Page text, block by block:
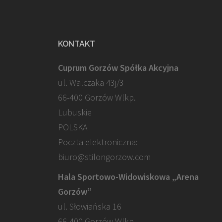
KONTAKT
Cuprum Gorzów Spółka Akcyjna
ul. Walczaka 43j/3
66-400 Gorzów Wlkp.
Lubuskie
POLSKA
Poczta elektroniczna:
biuro@stilongorzow.com
Hala Sportowo-Widowiskowa „Arena
Gorzów”
ul. Słowiańska 16